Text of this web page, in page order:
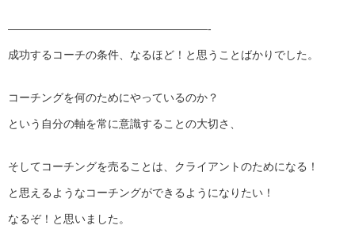
——————————————————-
成功するコーチの条件、なるほど！と思うことばかりでした。
コーチングを何のためにやっているのか？
という自分の軸を常に意識することの大切さ、
そしてコーチングを売ることは、クライアントのためになる！
と思えるようなコーチングができるようになりたい！
なるぞ！と思いました。